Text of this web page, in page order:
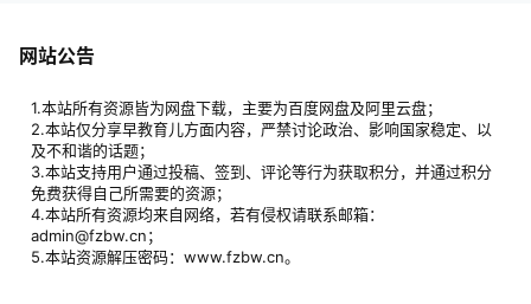
网站公告
1.本站所有资源皆为网盘下载，主要为百度网盘及阿里云盘；
2.本站仅分享早教育儿方面内容，严禁讨论政治、影响国家稳定、以
及不和谐的话题；
3.本站支持用户通过投稿、签到、评论等行为获取积分，并通过积分
免费获得自己所需要的资源；
4.本站所有资源均来自网络，若有侵权请联系邮箱：
admin@fzbw.cn；
5.本站资源解压密码：www.fzbw.cn。